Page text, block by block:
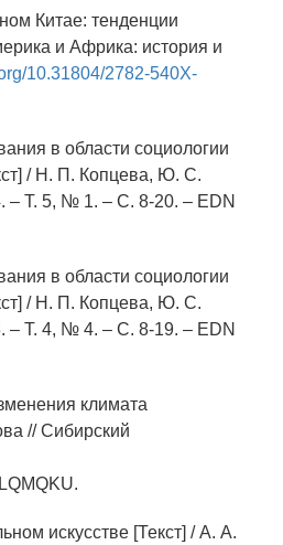
Китае: тенденции
и Африка: история и
10.31804/2782-540X-
в области социологии
/ Н. П. Копцева, Ю. С.
– Т. 5, № 1. – С. 8-20. – EDN
в области социологии
/ Н. П. Копцева, Ю. С.
– Т. 4, № 4. – С. 8-19. – EDN
климата
// Сибирский
искусстве [Текст] / А. А.